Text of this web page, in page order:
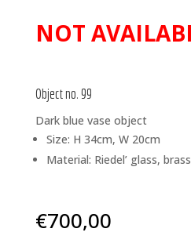
Object no. 99
Dark blue vase object
Size: H 34cm, W 20cm
Material: Riedel’ glass, brass
€700,00